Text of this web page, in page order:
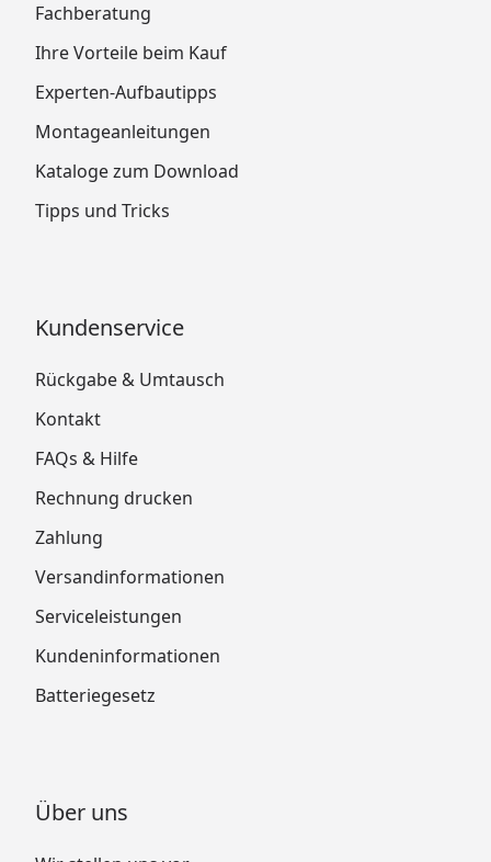
Fachberatung
Ihre Vorteile beim Kauf
Experten-Aufbautipps
Montageanleitungen
Kataloge zum Download
Tipps und Tricks
Kundenservice
Rückgabe & Umtausch
Kontakt
FAQs & Hilfe
Rechnung drucken
Zahlung
Versandinformationen
Serviceleistungen
Kundeninformationen
Batteriegesetz
Über uns